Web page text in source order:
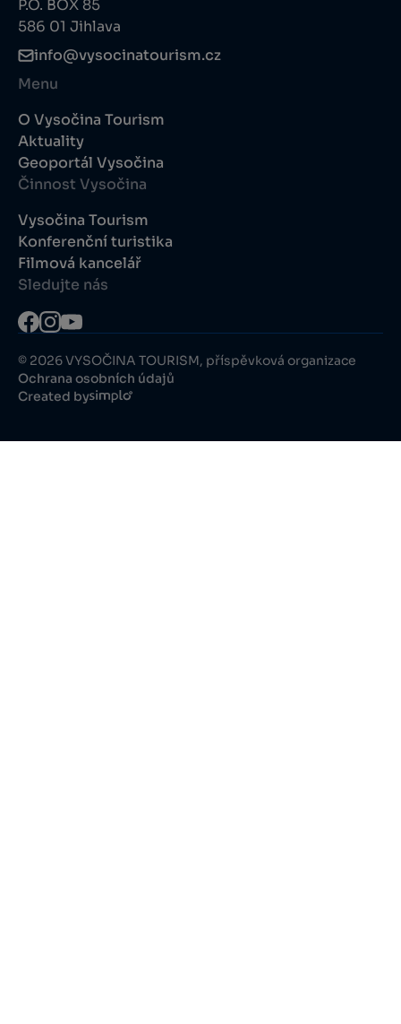
P.O. BOX 85
586 01 Jihlava
info@vysocinatourism.cz
Menu
O Vysočina Tourism
Aktuality
Geoportál Vysočina
Činnost Vysočina
Vysočina Tourism
Konferenční turistika
Filmová kancelář
Sledujte nás
© 2026 VYSOČINA TOURISM, příspěvková organizace
Ochrana osobních údajů
Created by